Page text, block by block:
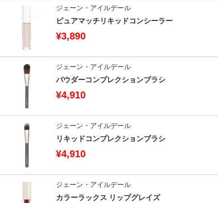
ジェーン・アイルデール
ピュアマッチリキッドコンシーラー
¥3,890
ジェーン・アイルデール
パウダーコンプレクションブラシ
¥4,910
ジェーン・アイルデール
リキッドコンプレクションブラシ
¥4,910
ジェーン・アイルデール
カラーラックス リップグレイズ